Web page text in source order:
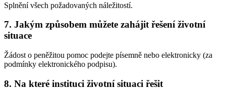
Splnění všech požadovaných náležitostí.
7. Jakým způsobem můžete zahájit řešení životní
situace
Žádost o peněžitou pomoc podejte písemně nebo elektronicky (za
podmínky elektronického podpisu).
8. Na které instituci životní situaci řešit